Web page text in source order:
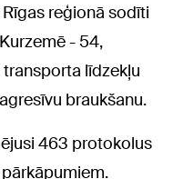
reģionā sodīti
- 54,
līdzekļu
braukšanu.
463 protokolus